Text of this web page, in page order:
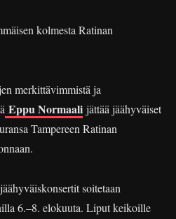
kolmesta Ratinan
merkittävimmistä ja
Eppu Normaali jättää jäähyväiset
Tampereen Ratinan
soitetaan
6.–8. elokuuta. Liput keikoille